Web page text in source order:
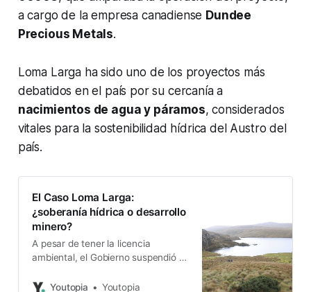
a cargo de la empresa canadiense Dundee
Precious Metals.
Loma Larga ha sido uno de los proyectos más
debatidos en el país por su cercanía a
nacimientos de agua y páramos, considerados
vitales para la sostenibilidad hídrica del Austro del
país.
El Caso Loma Larga:
¿soberanía hídrica o desarrollo
minero?
A pesar de tener la licencia
ambiental, el Gobierno suspendió el
de personas se movilizan en
Youtopia Youtopia